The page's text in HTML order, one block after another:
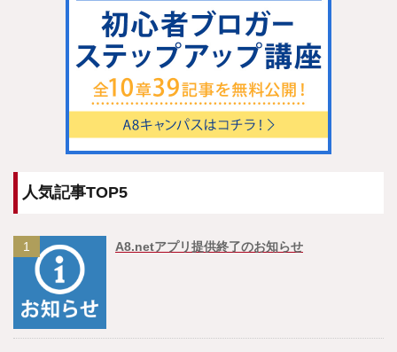
人気記事TOP5
1 A8.netアプリ提供終了のお知らせ